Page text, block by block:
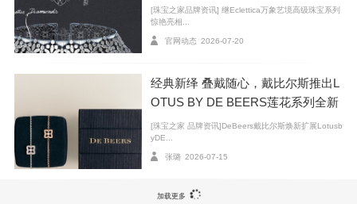
亚高级珠宝的魅力，并以数码互动科技展示不同系列作
品的详细信息及设计灵感，让高级珠宝以更摩登和生动
的方式呈现。
[珠宝之家品牌资讯] 继Eclettica万象艺境高级珠宝系列
惊艳亮相...
官网动态 2026-07-20
经典新绎 叠戴随心，戴比尔斯推出L
OTUS BY DE BEERS莲花系列全新
臻作
[珠宝之家 品牌资讯]DeBeers戴比尔斯焕新扩展Lotusb
yDE...
张璐 2026-07-15
加载更多